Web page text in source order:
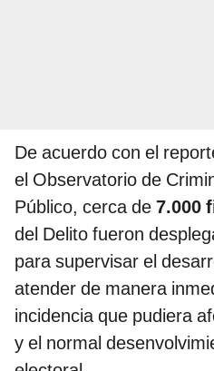
De acuerdo con el
el Observatorio de
Público, cerca de 7.000
del Delito fueron
para supervisar el
atender de manera
incidencia que pudiera
y el normal